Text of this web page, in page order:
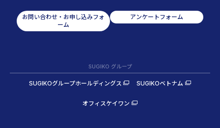
お問い合わせ・お申し込みフォ
ーム
アンケートフォーム
SUGIKO グループ
SUGIKOグループホールディングス SUGIKOベトナム
オフィスケイワン